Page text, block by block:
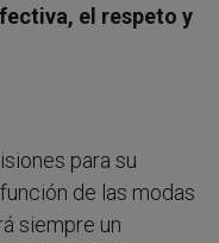
el respeto y
para su
de las modas
siempre un